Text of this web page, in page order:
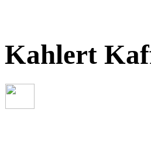
Kahlert